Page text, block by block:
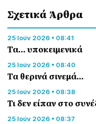
Σχετικά Άρθρα
25 Ιούν 2026 • 08:41
Τα... υποκειμενικά
25 Ιούν 2026 • 08:40
Τα θερινά σινεμά…
25 Ιούν 2026 • 08:38
Τι δεν είπαν στο
25 Ιούν 2026 • 08:37